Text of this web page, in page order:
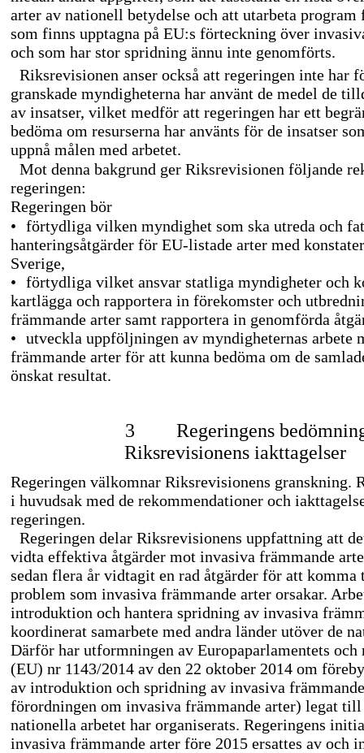
arter av nationell betydelse och att utarbeta program
som finns upptagna på EU:s förteckning över
och som har stor spridning ännu inte genomförts.
Riksrevisionen anser också att regeringen inte har
granskade myndigheterna har använt de medel de
av insatser, vilket medför att regeringen har ett
bedöma om resurserna har använts för de insatser
uppnå målen med arbetet.
Mot denna bakgrund ger Riksrevisionen följande
regeringen:
Regeringen bör
• förtydliga vilken myndighet som ska utreda och
hanteringsåtgärder för EU-listade arter med
Sverige,
• förtydliga vilket ansvar statliga myndigheter och
kartlägga och rapportera in förekomster och
främmande arter samt rapportera in genomförda
• utveckla uppföljningen av myndigheternas arbete
främmande arter för att kunna bedöma om de
önskat resultat.
3
Regeringens
Riksrevisionens iakttagelser
Regeringen välkomnar Riksrevisionens granskning.
i huvudsak med de rekommendationer och
regeringen.
Regeringen delar Riksrevisionens uppfattning att
vidta effektiva åtgärder mot invasiva främmande
sedan flera år vidtagit en rad åtgärder för att
problem som invasiva främmande arter orsakar.
introduktion och hantera spridning av invasiva
koordinerat samarbete med andra länder utöver de
Därför har utformningen av Europaparlamentets och
(EU) nr 1143/2014 av den 22 oktober 2014 om
av introduktion och spridning av invasiva
förordningen om invasiva främmande arter) legat
nationella arbetet har organiserats. Regeringens
invasiva främmande arter före 2015 ersattes av och